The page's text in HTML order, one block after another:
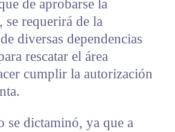
de aprobarse la
se requerirá de la
diversas dependencias
rescatar el área
cumplir la autorización
se dictaminó, ya que a